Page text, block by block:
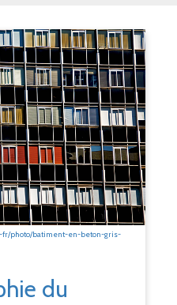
fr/photo/batiment-en-beton-gris-
du